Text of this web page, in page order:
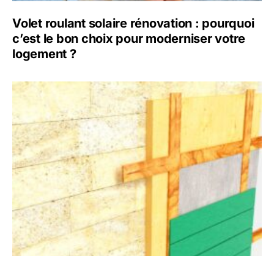
Volet roulant solaire rénovation : pourquoi
c’est le bon choix pour moderniser votre
logement ?